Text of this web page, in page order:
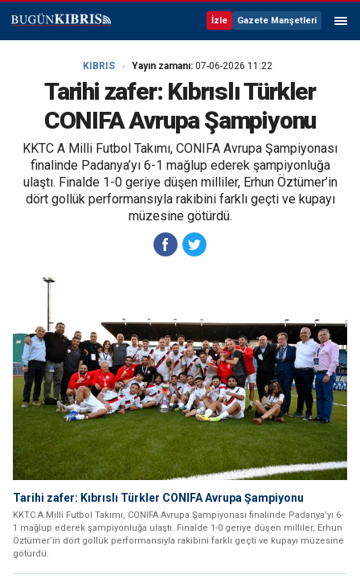
İzle Gazete Manşetleri
KIBRIS Yayın zamanı: 07-06-2026 11:22
Tarihi zafer: Kıbrıslı Türkler
CONIFA Avrupa Şampiyonu
KKTC A Milli Futbol Takımı, CONIFA Avrupa Şampiyonası
finalinde Padanya’yı 6-1 mağlup ederek şampiyonluğa
ulaştı. Finalde 1-0 geriye düşen milliler, Erhun Öztümer’in
dört gollük performansıyla rakibini farklı geçti ve kupayı
müzesine götürdü.
Tarihi zafer: Kıbrıslı Türkler CONIFA Avrupa Şampiyonu
KKTC A Milli Futbol Takımı, CONIFA Avrupa Şampiyonası finalinde Padanya’yı 6-
1 mağlup ederek şampiyonluğa ulaştı. Finalde 1-0 geriye düşen milliler, Erhun
Öztümer’in dört gollük performansıyla rakibini farklı geçti ve kupayı müzesine
götürdü.